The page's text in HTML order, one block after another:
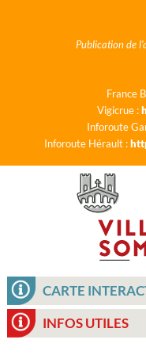
Publication de
France
Vigicrue :
Inforoute
Inforoute Hérault :
CARTE
INFOS UTILES